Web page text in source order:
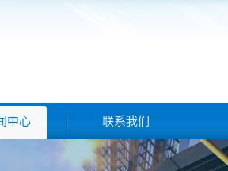
中心 联系我们